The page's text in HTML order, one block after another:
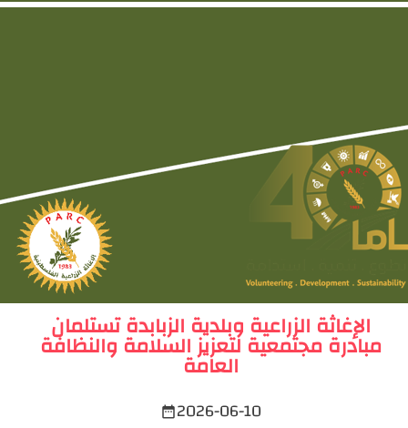
الإغاثة الزراعية وبلدية الزبابدة تستلمان
مبادرة مجتمعية لتعزيز السلامة والنظافة
العامة
2026-06-10
date_range